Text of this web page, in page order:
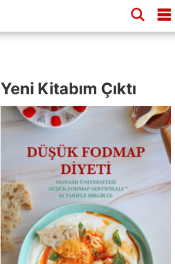
Yeni Kitabım Çıktı